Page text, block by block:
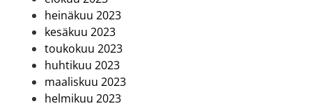
heinäkuu 2023
kesäkuu 2023
toukokuu 2023
huhtikuu 2023
maaliskuu 2023
helmikuu 2023